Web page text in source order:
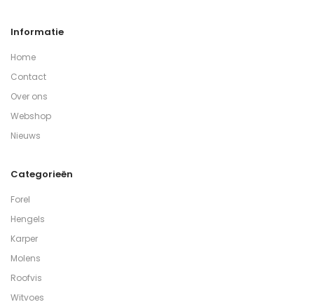
Informatie
Home
Contact
Over ons
Webshop
Nieuws
Categorieën
Forel
Hengels
Karper
Molens
Roofvis
Witvoes